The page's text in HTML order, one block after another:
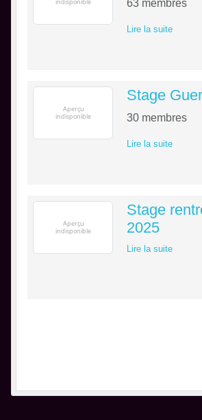
63membres
Lire la suite
Stage
30membres
Lire la suite
Stage
2025
Lire la suite